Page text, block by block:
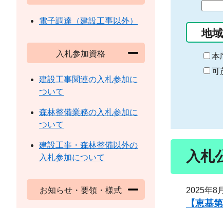
の
始
ま
り
地域
本
可
入札
2025年8
【恵基
電子調達（建設工事以外）
入札参加資格
建設工事関連の入札参加に
ついて
森林整備業務の入札参加に
ついて
建設工事・森林整備以外の
入札参加について
お知らせ・要領・様式